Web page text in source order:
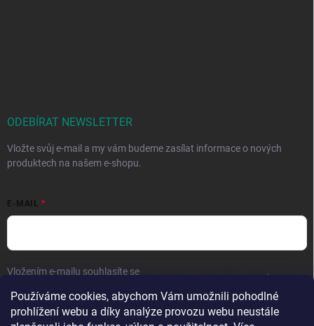
Používáme cookies, abychom Vám umožnili pohodlné
prohlížení webu a díky analýze provozu webu neustále
ODEBÍRAT NEWSLETTER
Vložte svůj e-mail a my vám budeme zasílat informace o nových
produktech na našem e-shopu.
E-MAIL
Vložením e-mailu souhlasíte se .
Přihlásit se